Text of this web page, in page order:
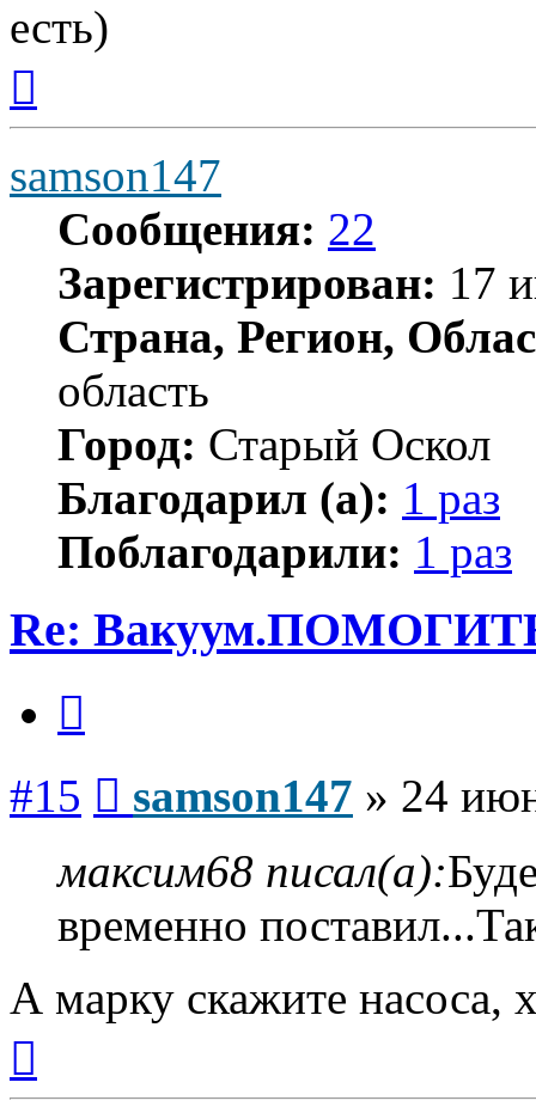
есть)
началу
samson147
Сообщения: 22
Зарегистрирован: 17
Страна, Регион,
область
Город: Старый Оскол
Благодарил (а): 1 раз
Поблагодарили: 1 раз
Re:
#15 samson147 » 24
максим68 писал(а):
временно
А марку скажите насоса,
началу